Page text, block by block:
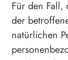
Für den Fall,
der
natürlichen